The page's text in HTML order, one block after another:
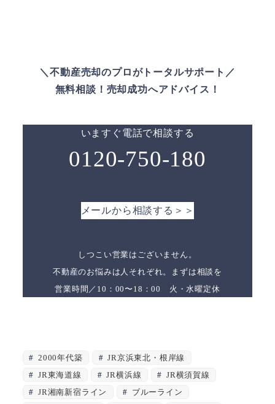
＼不動産売却のプロがトータルサポート／
無料相談！売却成功へアドバイス！
いますぐ電話で相談する
0120-750-180
メールから相談する＞＞
しつこい営業はございません。
不動産のお悩みは人それぞれ。まずは相談を
営業時間／10：00〜18：00 火・水曜定休
2000年代築
JR京浜東北・根岸線
JR東海道線
JR横浜線
JR横須賀線
JR湘南新宿ライン
ブルーライン